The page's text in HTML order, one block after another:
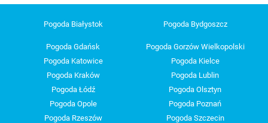
Pogoda Białystok Pogoda Bydgoszcz
Pogoda Gdańsk
Pogoda Gorzów Wielkopolski
Pogoda Katowice
Pogoda Kielce
Pogoda Kraków
Pogoda Lublin
Pogoda Łódź
Pogoda Olsztyn
Pogoda Opole
Pogoda Poznań
Pogoda Rzeszów
Pogoda Szczecin